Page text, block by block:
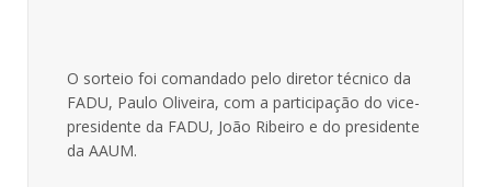
O sorteio foi comandado pelo diretor técnico da
FADU, Paulo Oliveira, com a participação do vice-
presidente da FADU, João Ribeiro e do presidente
da AAUM.